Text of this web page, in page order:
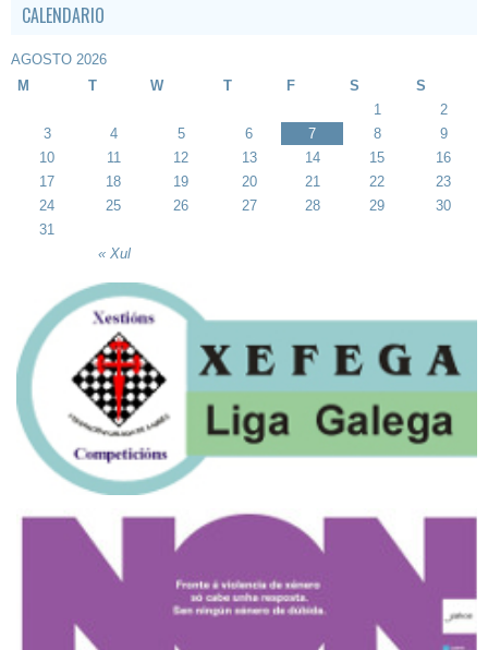
CALENDARIO
AGOSTO 2026
M
T W T F S S
« Xul
1
2
3
4 5 6 7 8
9
10
11 12 13 14 15
16
17
18 19 20 21 22
23
24
25 26 27 28 29
30
31